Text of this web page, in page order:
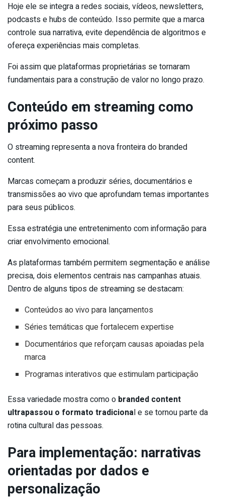
Hoje ele se integra a redes sociais, vídeos, newsletters,
podcasts e hubs de conteúdo. Isso permite que a marca
controle sua narrativa, evite dependência de algoritmos e
ofereça experiências mais completas.
Foi assim que plataformas proprietárias se tornaram
fundamentais para a construção de valor no longo prazo.
Conteúdo em streaming como
próximo passo
O streaming representa a nova fronteira do branded
content.
Marcas começam a produzir séries, documentários e
transmissões ao vivo que aprofundam temas importantes
para seus públicos.
Essa estratégia une entretenimento com informação para
criar envolvimento emocional.
As plataformas também permitem segmentação e análise
precisa, dois elementos centrais nas campanhas atuais.
Dentro de alguns tipos de streaming se destacam:
Conteúdos ao vivo para lançamentos
Séries temáticas que fortalecem expertise
Documentários que reforçam causas apoiadas pela
marca
Programas interativos que estimulam participação
Essa variedade mostra como o branded content
ultrapassou o formato tradicional e se tornou parte da
rotina cultural das pessoas.
Para implementação: narrativas
orientadas por dados e
personalização